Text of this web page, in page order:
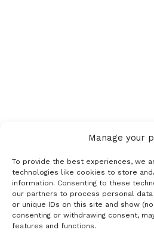
Manage your
To provide the best experiences, we
technologies like cookies to store
information. Consenting to these
our partners to process personal data
or unique IDs on this site and show
consenting or withdrawing consent,
features and functions.